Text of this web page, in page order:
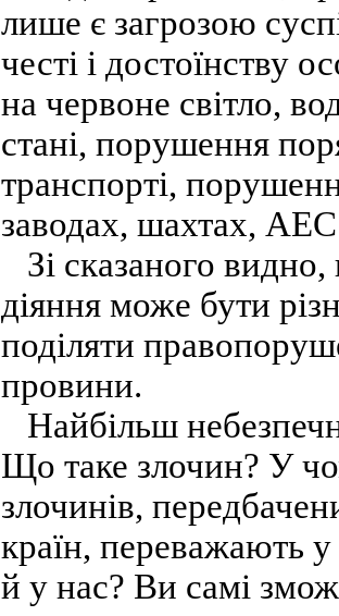
лише є загрозою
честі і достоїнству
на червоне світло,
стані, порушення
транспорті,
заводах, шахтах,
Зі сказаного видно,
діяння може бути
поділяти
провини.
Найбільш
Що таке злочин? У
злочинів,
країн, переважають у
й у нас? Ви самі